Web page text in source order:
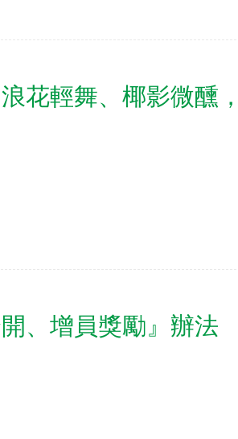
花輕舞、椰影微醺
、增員獎勵』辦法